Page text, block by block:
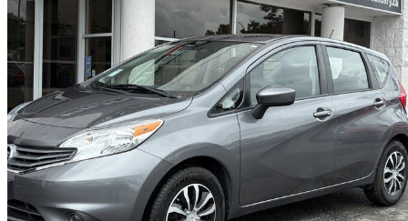
2016 Nissan Versa Note
SV74 747 km